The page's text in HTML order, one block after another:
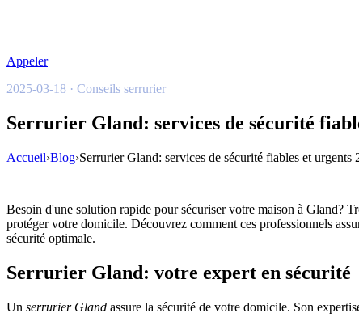
Appeler
2025-03-18 · Conseils serrurier
Serrurier Gland: services de sécurité
Accueil›Blog›Serrurier Gland: services de sécurité fiables et
Besoin d'une solution rapide pour sécuriser votre maison à Gland?
protéger votre domicile. Découvrez comment ces professionnels
sécurité optimale.
Serrurier Gland: votre expert en sécurité
Un serrurier Gland assure la sécurité de votre domicile. Son